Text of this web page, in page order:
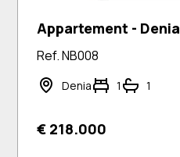
Appartement - Denia
Ref. NB008
Denia 1 1
€ 218.000